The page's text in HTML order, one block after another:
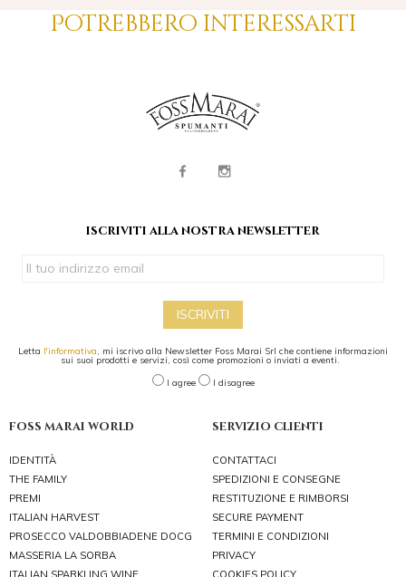
Potrebbero interessarti
iscriviti alla nostra newsletter
ISCRIVITI
Letta l'informativa, mi iscrivo alla Newsletter Foss Marai Srl che contiene informazioni
sui suoi prodotti e servizi, così come promozioni o inviati a eventi.
I agree
I disagree
foss marai world
IDENTITÀ
THE FAMILY
PREMI
ITALIAN HARVEST
PROSECCO VALDOBBIADENE DOCG
MASSERIA LA SORBA
servizio clienti
CONTATTACI
SPEDIZIONI E CONSEGNE
RESTITUZIONE E RIMBORSI
SECURE PAYMENT
TERMINI E CONDIZIONI
PRIVACY